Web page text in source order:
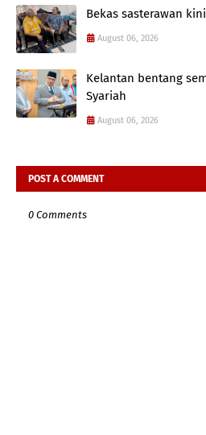
Bekas sasterawan
August 06, 2026
Kelantan bentang
Syariah
August 06, 2026
POST A COMMENT
0 Comments